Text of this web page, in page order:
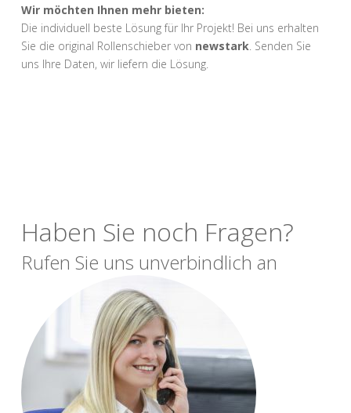
Wir möchten Ihnen mehr bieten:
Die individuell beste Lösung für Ihr Projekt! Bei uns erhalten
Sie die original Rollenschieber von newstark. Senden Sie
uns Ihre Daten, wir liefern die Lösung.
Haben Sie noch Fragen?
Rufen Sie uns unverbindlich an